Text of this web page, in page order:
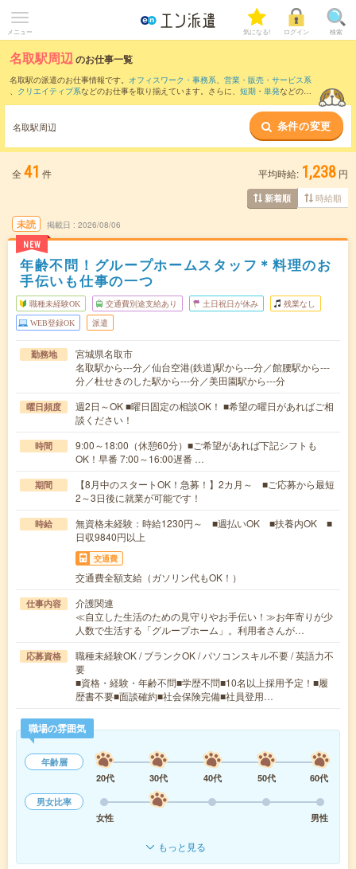
メニュー 気になる! ログイン 検索
名取駅周辺のお仕事一覧
名取駅の派遣のお仕事情報です。 オフィスワーク・事務系、 営業・販売・サービス系
、 クリエイティブ系などのお仕事を取り揃えています。さらに、 短期 ・ 単発などの期
また、仙台駅 仙台(地下鉄)駅など近隣駅の
お仕事もご確認いただけます。
名取駅周辺 条件の変更
全 41 件 平均時給: 1,238 円
新着順 時給順
未読
NEW
掲載日 2026/08/06
年齢不問！グループホームスタッフ＊料理のお
手伝いも仕事の一つ
職種未経験OK 交通費別途支給あり 土日祝日が休み 残業なし
WEB登録OK 派遣
勤務地
宮城県名取市
名取駅から---分／仙台空港(鉄道)駅から---分／館腰駅から---
分／杜せきのした駅から---分／美田園駅から---分
曜日頻度
週2日～OK ■曜日固定の相談OK！ ■希望の曜日があればご相
談ください！
時間
9:00～18:00（休憩60分）■ご希望があれば下記シフトも
OK！早番 7:00～16:00遅番 …
期間
【8月中のスタートOK！急募！】2カ月～ ■ご応募から最短
2～3日後に就業が可能です！
時給
無資格未経験：時給1230円～ ■週払いOK ■扶養内OK ■
日収9840円以上
交通費
交通費全額支給（ガソリン代もOK！）
仕事内容
介護関連
≪自立した生活のための見守りやお手伝い！≫お年寄りが少
人数で生活する「グループホーム」。利用者さんが…
応募資格
職種未経験OK / ブランクOK / パソコンスキル不要 / 英語力不
要
■資格・経験・年齢不問■学歴不問■10名以上採用予定！■履
歴書不要■面談確約■社会保険完備■社員登用…
職場の雰囲気
年齢層
20代
30代 40代 50代
60代
男女比率
女性
男性
もっと見る